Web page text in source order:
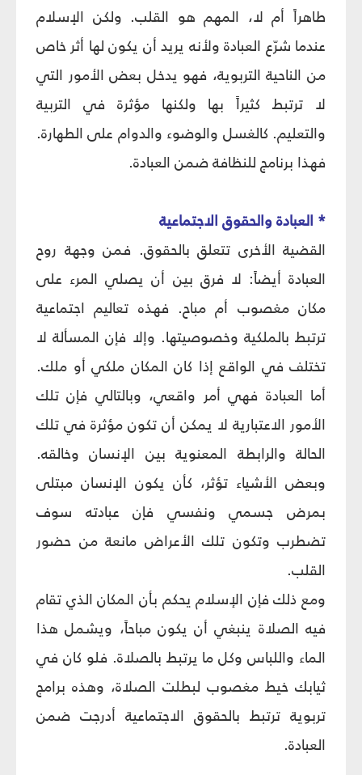
طاهراً أم لا، المهم هو القلب. ولكن الإسلام
عندما شرّع العبادة ولأنه يريد أن يكون لها أثر خاص
من الناحية التربوية، فهو يدخل بعض الأمور التي
لا ترتبط كثيراً بها ولكنها مؤثرة في التربية
والتعليم. كالغسل والوضوء والدوام على الطهارة.
فهذا برنامج للنظافة ضمن العبادة.
* العبادة والحقوق الاجتماعية
القضية الأخرى تتعلق بالحقوق. فمن وجهة روح
العبادة أيضاً: لا فرق بين أن يصلي المرء على
مكان مغصوب أم مباح. فهذه تعاليم اجتماعية
ترتبط بالملكية وخصوصيتها. وإلا فإن المسألة لا
تختلف في الواقع إذا كان المكان ملكي أو ملك.
أما العبادة فهي أمر واقعي، وبالتالي فإن تلك
الأمور الاعتبارية لا يمكن أن تكون مؤثرة في تلك
الحالة والرابطة المعنوية بين الإنسان وخالقه.
وبعض الأشياء تؤثر، كأن يكون الإنسان مبتلى
بمرض جسمي ونفسي فإن عبادته سوف
تضطرب وتكون تلك الأعراض مانعة من حضور
القلب.
ومع ذلك فإن الإسلام يحكم بأن المكان الذي تقام
فيه الصلاة ينبغي أن يكون مباحاً، ويشمل هذا
الماء واللباس وكل ما يرتبط بالصلاة. فلو كان في
ثيابك خيط مغصوب لبطلت الصلاة، وهذه برامج
تربوية ترتبط بالحقوق الاجتماعية أدرجت ضمن
العبادة.